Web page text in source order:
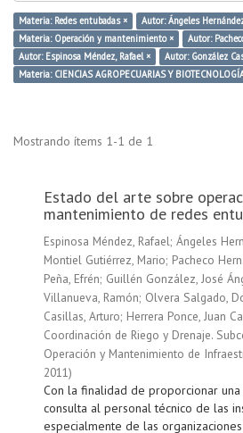
Materia: Redes entubadas ×
Autor: Ángeles
Materia: Operación y mantenimiento ×
Autor:
Autor: Espinosa Méndez, Rafael ×
Autor: González
Materia: CIENCIAS AGROPECUARIAS Y
Mostrando ítems 1-1 de 1
Estado del arte sobre
mantenimiento de redes
Espinosa Méndez, Rafael; Ángeles
Montiel Gutiérrez, Mario; Pacheco
Peña, Efrén; Guillén González, José
Villanueva, Ramón; Olvera Salgado,
Casillas, Arturo; Herrera Ponce, Juan
Coordinación de Riego y Drenaje.
Operación y Mantenimiento de
2011)
Con la finalidad de proporcionar
consulta al personal técnico de las
especialmente de las